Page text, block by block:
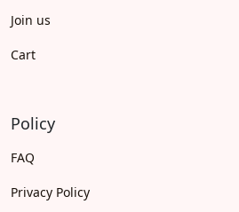
Join us
Cart
Policy
FAQ
Privacy Policy